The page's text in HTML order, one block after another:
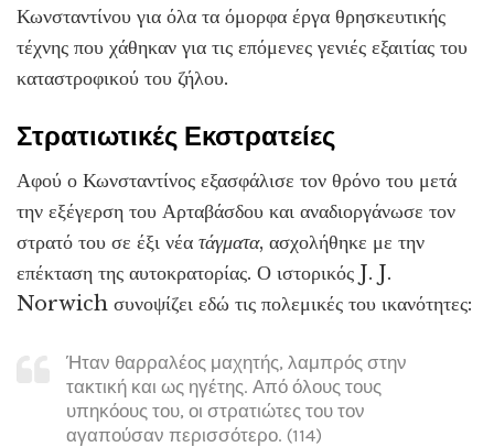
Κωνσταντίνου για όλα τα όμορφα έργα θρησκευτικής
τέχνης που χάθηκαν για τις επόμενες γενιές εξαιτίας του
καταστροφικού του ζήλου.
Στρατιωτικές Εκστρατείες
Αφού ο Κωνσταντίνος εξασφάλισε τον θρόνο του μετά
την εξέγερση του Αρταβάσδου και αναδιοργάνωσε τον
στρατό του σε έξι νέα τάγματα, ασχολήθηκε με την
επέκταση της αυτοκρατορίας. Ο ιστορικός J. J.
Norwich συνοψίζει εδώ τις πολεμικές του ικανότητες:
Ήταν θαρραλέος μαχητής, λαμπρός στην
τακτική και ως ηγέτης. Από όλους τους
υπηκόους του, οι στρατιώτες του τον
αγαπούσαν περισσότερο. (114)